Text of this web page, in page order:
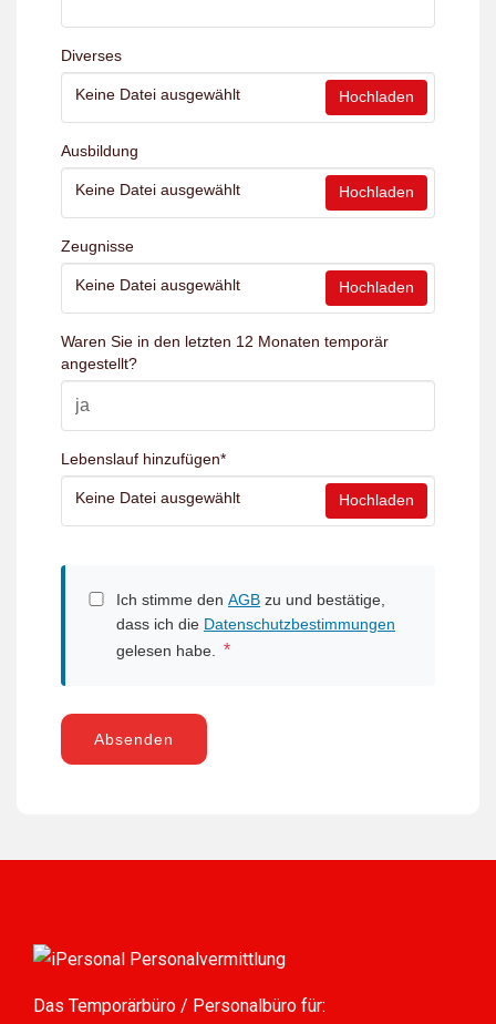
Diverses
Keine Datei ausgewählt Hochladen
Ausbildung
Keine Datei ausgewählt Hochladen
Zeugnisse
Keine Datei ausgewählt Hochladen
Waren Sie in den letzten 12 Monaten temporär
angestellt?
Lebenslauf hinzufügen*
Keine Datei ausgewählt Hochladen
Ich stimme den AGB zu und bestätige,
dass ich die Datenschutzbestimmungen
gelesen habe.
*
Absenden
Das Temporärbüro / Personalbüro für: